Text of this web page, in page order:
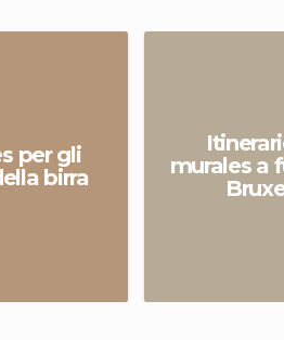
per gli
birra
murales a